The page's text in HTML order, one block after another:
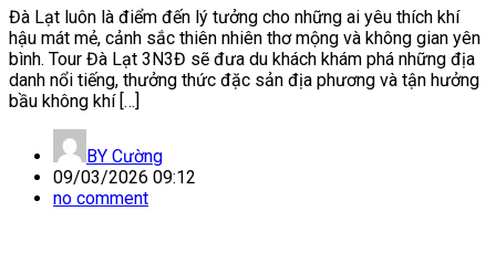
Đà Lạt luôn là điểm đến lý tưởng cho những ai yêu thích khí
hậu mát mẻ, cảnh sắc thiên nhiên thơ mộng và không gian yên
bình. Tour Đà Lạt 3N3Đ sẽ đưa du khách khám phá những địa
danh nổi tiếng, thưởng thức đặc sản địa phương và tận hưởng
bầu không khí […]
BY Cường
09/03/2026 09:12
no comment